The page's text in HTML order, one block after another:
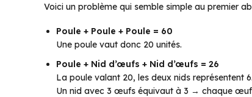
Voici un problème qui semble simple au premier
Poule + Poule + Poule = 60
Une poule vaut donc 20 unités.
Poule + Nid d’œufs + Nid d’œufs = 26
La poule valant 20, les deux nids représentent 6.
Un nid avec 3 œufs équivaut à 3 → chaque